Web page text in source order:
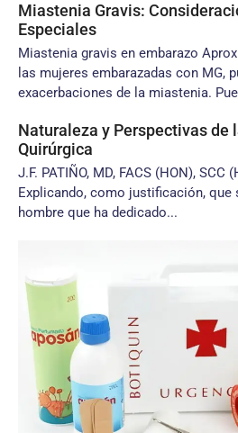
Miastenia Gravis:
Especiales
Miastenia gravis en embarazo
las mujeres embarazadas con MG,
exacerbaciones de la miastenia.
Naturaleza y Perspectivas de
Quirúrgica
J.F. PATIÑO, MD, FACS (HON),
Explicando, como justificación, que
hombre que ha dedicado...